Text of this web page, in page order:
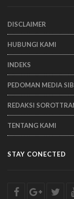
DISCLAIMER
HUBUNGI KAMI
INDEKS
PEDOMAN MEDIA
REDAKSI
TENTANG KAMI
STAY CONECTED